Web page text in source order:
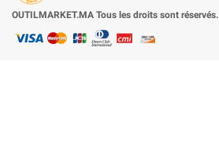
OUTILMARKET.MA Tous les droits sont réservés.